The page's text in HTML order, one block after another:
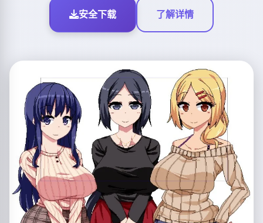
安全下载 了解详情